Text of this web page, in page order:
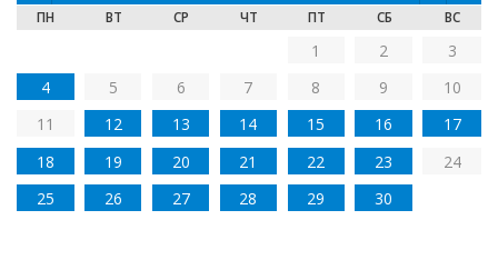
ПН ВТ СР ЧТ ПТ СБ ВС
1 2
3
4
5 6 7 8 9
10
11
12 13 14 15 16
17
18
19 20 21 22 23
24
25
26 27 28 29 30